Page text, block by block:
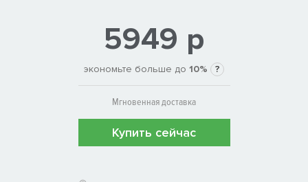
5949 р
экономьте больше до 10% ?
Мгновенная доставка
Купить сейчас